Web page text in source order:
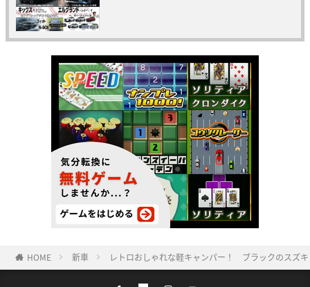
HOME 新車 レトロおしゃれな軽キャンパー！ ブラックのスズ